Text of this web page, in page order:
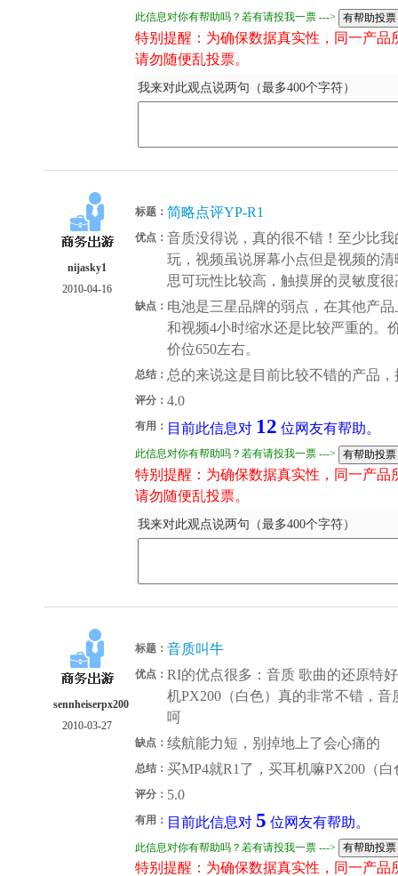
此信息对你有帮助吗？若有请投我一票 --->
特别提醒：为确保数据真实性，同一产
请勿随便乱投票。
我来对此观点说两句（最多400个字符）
nijasky1
2010-04-16
标题： 简略点评YP-R1
优点： 音质没得说，真的很不错！至少比
玩，视频虽说屏幕小点但是视频的
思可玩性比较高，触摸屏的灵敏度
缺点： 电池是三星品牌的弱点，在其他产
和视频4小时缩水还是比较严重的。
价位650左右。
总结： 总的来说这是目前比较不错的产品
评分： 4.0
有用： 目前此信息对 12 位网友有帮助。
此信息对你有帮助吗？若有请投我一票 --->
特别提醒：为确保数据真实性，同一产
请勿随便乱投票。
我来对此观点说两句（最多400个字符）
sennheiserpx200
2010-03-27
标题： 音质叫牛
优点： RI的优点很多：音质 歌曲的还原特
机PX200（白色）真的非常不错，
呵
缺点： 续航能力短，别掉地上了会心痛的
总结： 买MP4就R1了，买耳机嘛PX200（
评分： 5.0
有用： 目前此信息对 5 位网友有帮助。
此信息对你有帮助吗？若有请投我一票 --->
特别提醒：为确保数据真实性，同一产